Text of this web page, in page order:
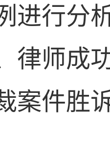
进行分
律师成
案件胜